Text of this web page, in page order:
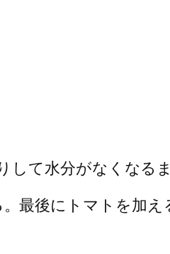
て水分がなくなる
最後にトマトを加え